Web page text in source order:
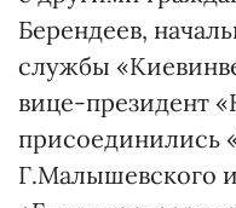
Берендеев,
службы
вице-президент
присоединились
Г.Малышевского